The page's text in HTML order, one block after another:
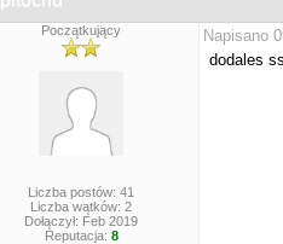
Początkujący
Liczba postów: 41
Liczba wątków: 2
Dołączył: Feb 2019
Reputacja: 8
Napisano
dodales